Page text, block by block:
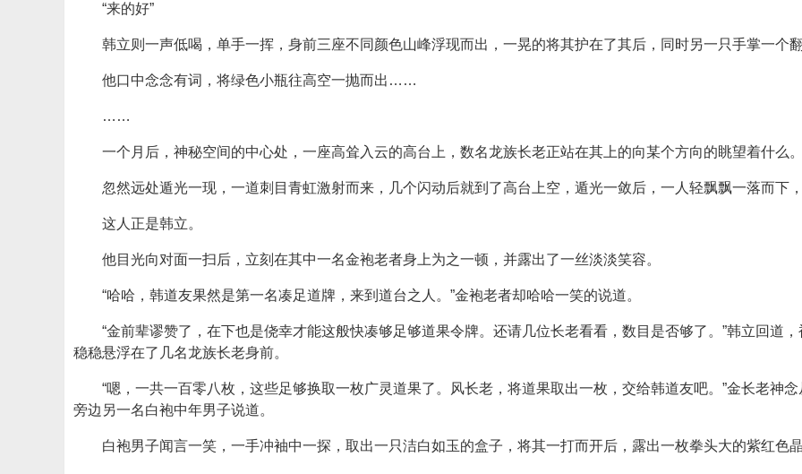
“来的好”
韩立则一声低喝，单手一挥，身前三座不同颜色山峰浮现而出，一晃的将其护在了其后，同时另一只手掌一个
他口中念念有词，将绿色小瓶往高空一抛而出……
……
一个月后，神秘空间的中心处，一座高耸入云的高台上，数名龙族长老正站在其上的向某个方向的眺望着什么
忽然远处遁光一现，一道刺目青虹激射而来，几个闪动后就到了高台上空，遁光一敛后，一人轻飘飘一落而下
这人正是韩立。
他目光向对面一扫后，立刻在其中一名金袍老者身上为之一顿，并露出了一丝淡淡笑容。
“哈哈，韩道友果然是第一名凑足道牌，来到道台之人。”金袍老者却哈哈一笑的说道。
“金前辈谬赞了，在下也是侥幸才能这般快凑够足够道果令牌。还请几位长老看看，数目是否够了。”韩立回道
稳稳悬浮在了几名龙族长老身前。
“嗯，一共一百零八枚，这些足够换取一枚广灵道果了。风长老，将道果取出一枚，交给韩道友吧。”金长老神
旁边另一名白袍中年男子说道。
白袍男子闻言一笑，一手冲袖中一探，取出一只洁白如玉的盒子，将其一打而开后，露出一枚拳头大的紫红色